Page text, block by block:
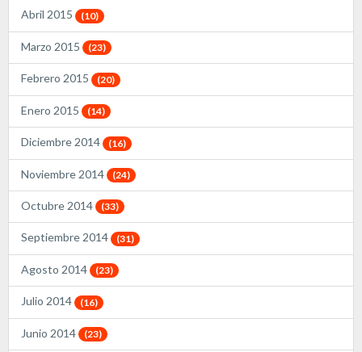
Abril 2015 (10)
Marzo 2015 (23)
Febrero 2015 (20)
Enero 2015 (14)
Diciembre 2014 (16)
Noviembre 2014 (24)
Octubre 2014 (33)
Septiembre 2014 (31)
Agosto 2014 (23)
Julio 2014 (16)
Junio 2014 (23)